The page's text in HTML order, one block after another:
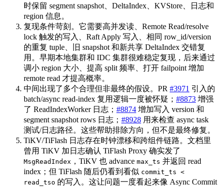
时保留 segment snapshot、DeltaIndex、KVStore、日志和
region 信息。
复现条件苛刻。它需要高并发读、Remote Read/resolve
lock 触发的写入、Raft Apply 写入、相同 row_id/version
的重复 tuple、旧 snapshot 和新共享 DeltaIndex 交错复
用。早期本地集群和 IDC 集群很难稳定复现，后来通过
调小 region 大小、提高 split 频率、打开 failpoint 增加
remote read 才提高概率。
中间出现了多个合理但非最终的假设。PR #3971 引入的
batch/async read-index 复用逻辑一度被怀疑； #8873 增强
了 ReadIndexWorker 日志； #8874 增加写入 version 和
segment snapshot rows 日志； #8928 用来检查 async task
测试/日志路径。这些帮助排除方向，但不是最终修复。
TiKV/TiFlash 日志存在时钟漂移和跨组件链路。文档里
曾用 TiKV 加日志确认 TiFlash Proxy 确实发了
MsgReadIndex ，TiKV 也 advance max_ts 并返回 read
index；但 TiFlash 随后仍看到看似 commit_ts <
read_tso 的写入。这让问题一度看起来像 Async Commit